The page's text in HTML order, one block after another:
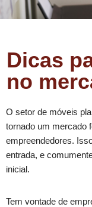
Dicas
no
O setor de móveis
tornado um mercado
empreendedores.
entrada, e
inicial.
Tem vontade de